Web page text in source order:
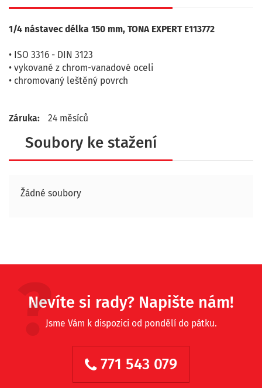
1/4 nástavec délka 150 mm, TONA EXPERT E113772
• ISO 3316 - DIN 3123
• vykované z chrom-vanadové oceli
• chromovaný leštěný povrch
Záruka: 24 měsíců
Soubory ke stažení
Žádné soubory
Nevíte si rady? Napište nám!
Jsme Vám k dispozici od pondělí do pátku.
771 543 079